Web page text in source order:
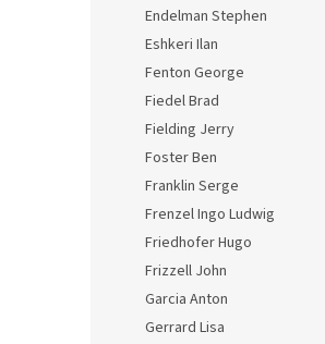
Endelman Stephen
Eshkeri Ilan
Fenton George
Fiedel Brad
Fielding Jerry
Foster Ben
Franklin Serge
Frenzel Ingo Ludwig
Friedhofer Hugo
Frizzell John
Garcia Anton
Gerrard Lisa